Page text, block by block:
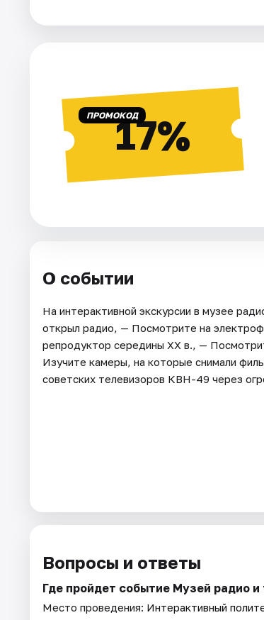
ПРОМОКОД17%
О событии
На интерактивной экскурсии в музее
открыл радио, — Посмотрите на
репродуктор середины XX в., —
Изучите камеры, на которые снимали
советских телевизоров КВН-49 через
Вопросы и ответы
Где пройдет событие Музей радио
Место проведения: Интерактивный